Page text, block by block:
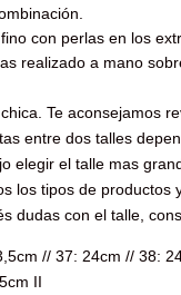
con perlas en los
realizado a mano
Te aconsejamos
entre dos talles
elegir el talle mas
los tipos de productos
dudas con el talle,
// 37: 24cm // 38:
II